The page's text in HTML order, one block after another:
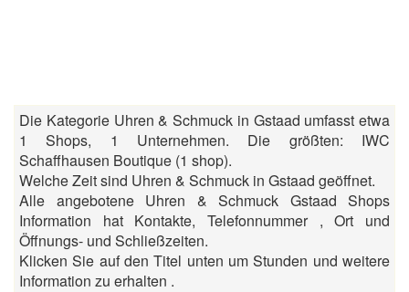
Die Kategorie Uhren & Schmuck in Gstaad umfasst etwa
1 Shops, 1 Unternehmen. Die größten: IWC
Schaffhausen Boutique (1 shop).
Welche Zeit sind Uhren & Schmuck in Gstaad geöffnet.
Alle angebotene Uhren & Schmuck Gstaad Shops
Information hat Kontakte, Telefonnummer , Ort und
Öffnungs- und Schließzeiten.
Klicken Sie auf den Titel unten um Stunden und weitere
Information zu erhalten .